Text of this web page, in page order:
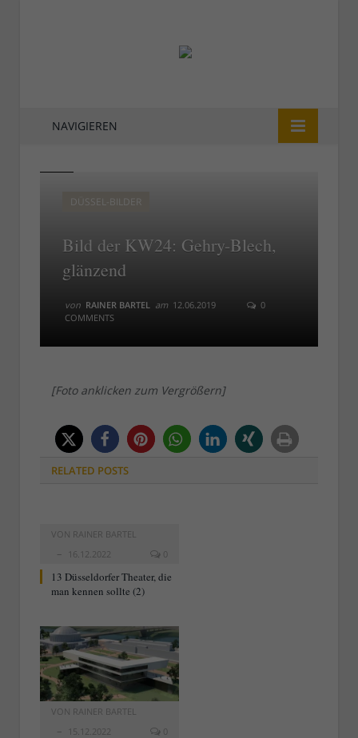
NAVIGIEREN
DÜSSEL-BILDER
Bild der KW24: Gehry-Blech,
glänzend
von RAINER BARTEL am 12.06.2019
0
COMMENTS
[Foto anklicken zum Vergrößern]
RELATED POSTS
VON RAINER BARTEL
16.12.2022
0
13 Düsseldorfer Theater, die
man kennen sollte (2)
VON RAINER BARTEL
15.12.2022
0